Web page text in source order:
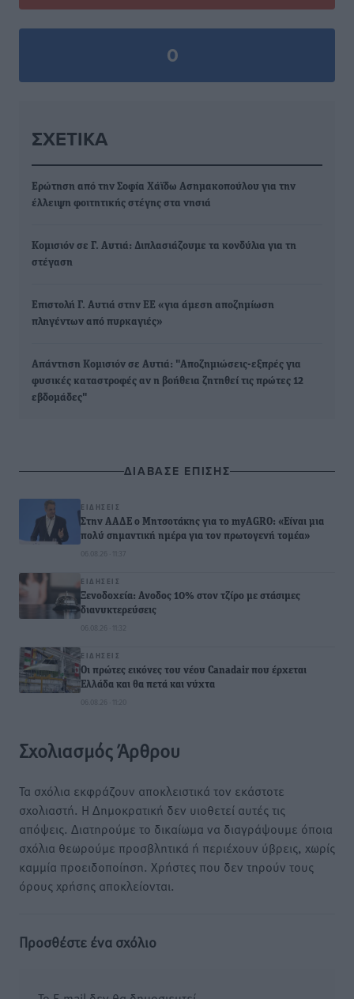
0
ΣΧΕΤΙΚΆ
Ερώτηση από την Σοφία Χάϊδω Ασημακοπούλου για την
έλλειψη φοιτητικής στέγης στα νησιά
Κομισιόν σε Γ. Αυτιά: Διπλασιάζουμε τα κονδύλια για τη
στέγαση
Επιστολή Γ. Αυτιά στην ΕΕ «για άμεση αποζημίωση
πληγέντων από πυρκαγιές»
Απάντηση Κομισιόν σε Αυτιά: "Αποζημιώσεις-εξπρές για
φυσικές καταστροφές αν η βοήθεια ζητηθεί τις πρώτες 12
εβδομάδες"
ΔΙΑΒΑΣΕ ΕΠΙΣΗΣ
ΕΙΔΉΣΕΙΣ
Στην ΑΑΔΕ ο Μητσοτάκης για το myAGRO: «Είναι μια
πολύ σημαντική ημέρα για τον πρωτογενή τομέα»
06.08.26 · 11:37
ΕΙΔΉΣΕΙΣ
Ξενοδοχεία: Ανοδος 10% στον τζίρο με στάσιμες
διανυκτερεύσεις
06.08.26 · 11:32
ΕΙΔΉΣΕΙΣ
Οι πρώτες εικόνες του νέου Canadair που έρχεται
Ελλάδα και θα πετά και νύχτα
06.08.26 · 11:20
Σχολιασμός Άρθρου
Τα σχόλια εκφράζουν αποκλειστικά τον εκάστοτε
σχολιαστή. Η Δημοκρατική δεν υιοθετεί αυτές τις
απόψεις. Διατηρούμε το δικαίωμα να διαγράψουμε όποια
σχόλια θεωρούμε προσβλητικά ή περιέχουν ύβρεις, χωρίς
καμμία προειδοποίηση. Χρήστες που δεν τηρούν τους
όρους χρήσης αποκλείονται.
Προσθέστε ένα σχόλιο